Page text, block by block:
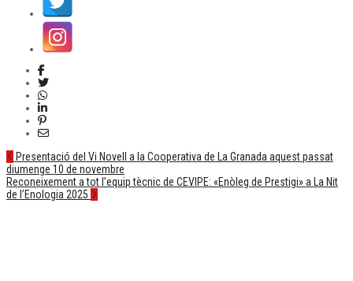
Post
navigation
Presentació del Vi Novell a la Cooperativa de La Granada aquest passat
diumenge 10 de novembre
Reconeixement a tot l’equip tècnic de CEVIPE: «Enòleg de Prestigi» a La Nit
de l’Enologia 2025